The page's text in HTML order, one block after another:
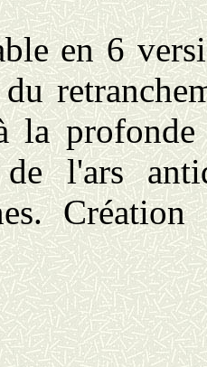
en 6
la
l'ars